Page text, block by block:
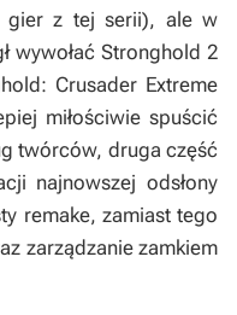
gier z tej serii), ale w
wywołać Stronghold 2
Crusader Extreme
miłościwie spuścić
twórców, druga część
najnowszej odsłony
remake, zamiast tego
zarządzanie zamkiem